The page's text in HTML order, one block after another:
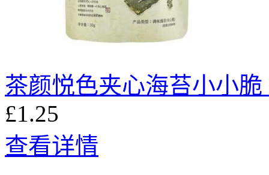
茶颜悦色夹心海苔小小脆
£1.25
查看详情